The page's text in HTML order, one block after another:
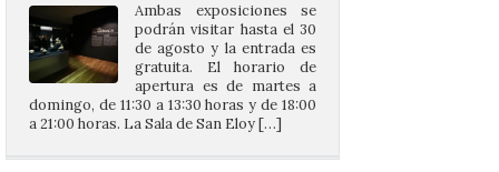
gratuita. El horario de
apertura es de martes a
domingo, de 11:30 a 13:30 horas y de 18:00
a 21:00 horas. La Sala de San Eloy […]
Pasen y vean: Gordoncillo
celebra el XXIV festival de